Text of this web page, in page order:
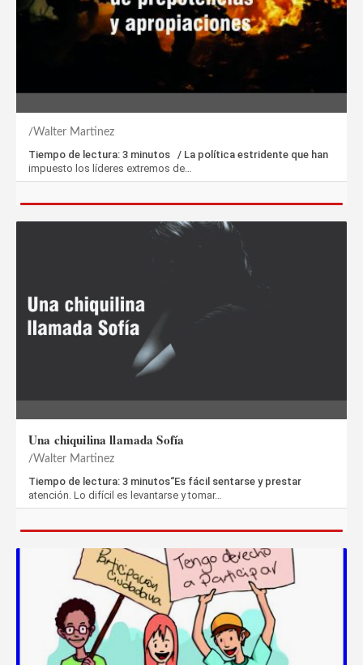
Walter Martinez
Tiempo de lectura: 3 minutos / La política estridente que han
impuesto los líderes extremos de…
Una chiquilina llamada Sofía
Walter Martinez
Tiempo de lectura: 3 minutos“Es fácil sentarse y prestar
atención. Lo difícil es levantarse y tomar…